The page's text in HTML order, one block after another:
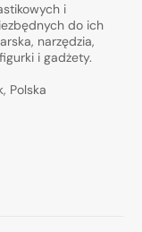
i
do ich
narzędzia,
i gadżety.
Polska